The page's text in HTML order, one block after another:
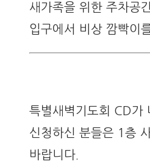
새가족을 위한 주차공
입구에서 비상 깜빡이
특별새벽기도회 CD가
신청하신 분들은 1층
바랍니다.